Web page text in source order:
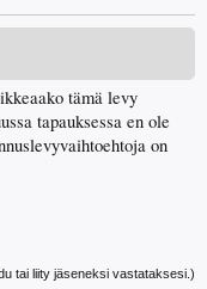
tämä levy
tapauksessa en ole
on
tai liity jäseneksi vastataksesi.)